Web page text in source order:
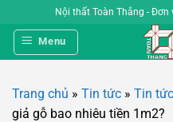
qua
nội
Nội thất Toàn Thắng - Đơn
Menu
Trang chủ » Tin tức » Tin
giả gỗ bao nhiêu tiền 1m2?